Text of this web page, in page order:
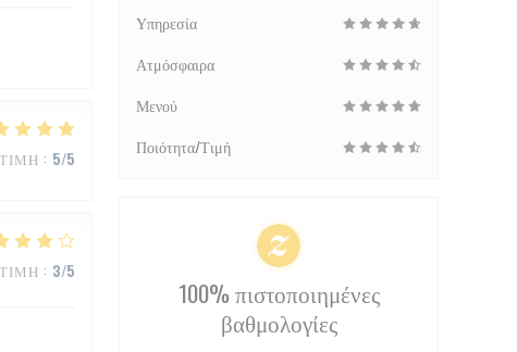
: 5/5
: 3/5
Υπηρεσία
Ατμόσφαιρα
Μενού
Ποιότητα/Τιμή
100% πιστοποιημένες
βαθμολογίες